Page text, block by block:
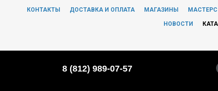
КОНТАКТЫ ДОСТАВКА И ОПЛАТА МАГАЗИНЫ
НОВОСТИ
8 (812) 989-07-57
ЧТО БУДЕМ ИСКАТЬ?